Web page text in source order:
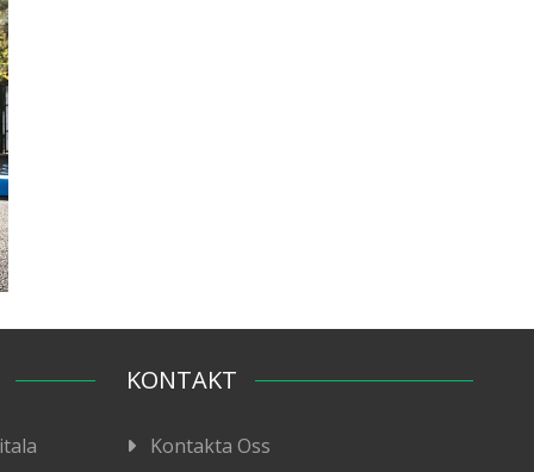
KONTAKT
Kontakta Oss